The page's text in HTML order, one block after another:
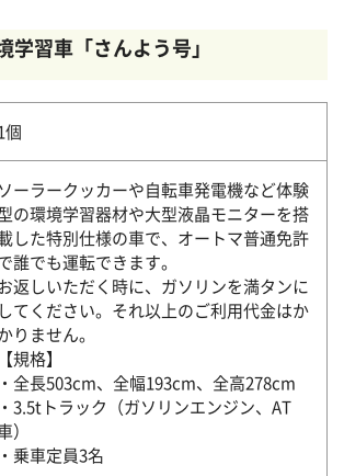
学習車「さんよう号」
個
ソーラークッカーや自転車発電機など体験
の環境学習器材や大型液晶モニターを搭
した特別仕様の車で、オートマ普通免許
誰でも運転できます。
返しいただく時に、ガソリンを満タンに
してください。それ以上のご利用代金はか
りません。
【規格】
・全長503cm、全幅193cm、全高278cm
・3.5tトラック（ガソリンエンジン、AT
）
・乗車定員3名